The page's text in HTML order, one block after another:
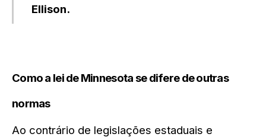
Ellison.
Como a lei de Minnesota se difere de outras
normas
Ao contrário de legislações estaduais e